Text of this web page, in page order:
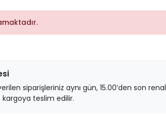
siparişleriniz aynı gün, 15.00’den son renal
teslim edilir.